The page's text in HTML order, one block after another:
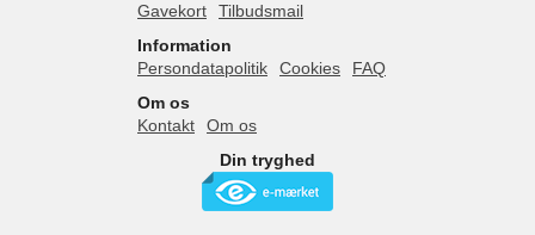
Gavekort
Tilbudsmail
Information
Persondatapolitik
Cookies
FAQ
Om os
Kontakt
Om os
Din tryghed